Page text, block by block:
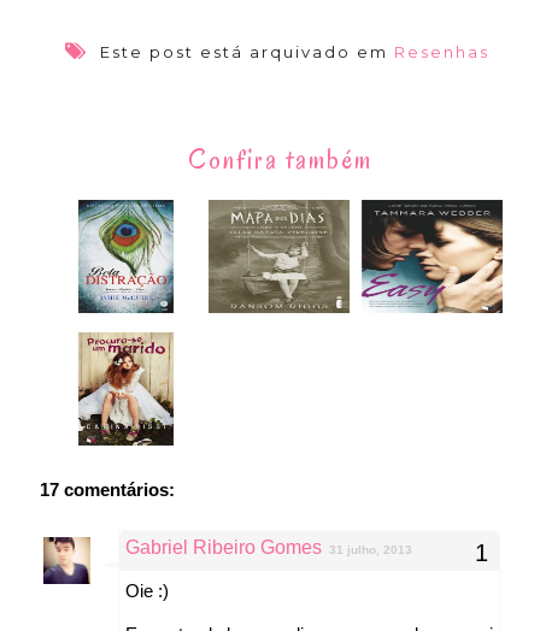
Este post está arquivado em Resenhas
Confira também
17 comentários:
Gabriel Ribeiro Gomes 31 julho, 2013
Oie :)